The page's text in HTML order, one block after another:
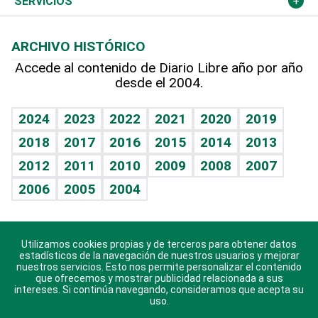
Hablando con el pediatra
Vida y familia
Eñe
Celebrando la vida
Sin complejos
En pocas palabras
Escuchando al corazón
Economía Personal
TBT Deportivo
Más firmas
Hecho en casa
Guía del dinero
Cumpleaños
Horóscopos
Crucigramas
ARCHIVO HISTÓRICO
Accede al contenido de Diario Libre año por año
desde el 2004.
2024 2023 2022 2021 2020
2019
2018
2017 2016 2015 2014
2013
2012
2011 2010 2009 2008
2007
2006
2005 2004
Descarga nuestras aplicaciones para Android, iOS y
sistema Huawei.
Utilizamos cookies propias y de terceros para obtener datos
estadísticos de la navegación de nuestros usuarios y mejorar
nuestros servicios. Esto nos permite personalizar el contenido
que ofrecemos y mostrar publicidad relacionada a sus
intereses. Si continúa navegando, consideramos que acepta su
uso.